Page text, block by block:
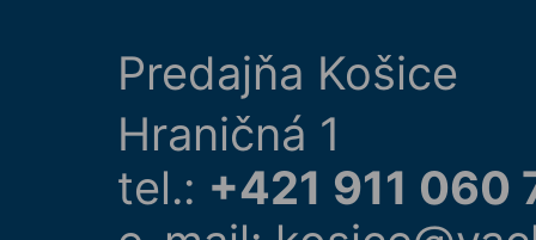
Predajňa Košice
Hraničná 1
tel.: +421 911 060